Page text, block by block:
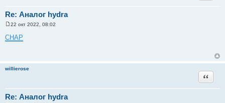
Re: Аналог hydra
о
о
н
и
22 окт 2022, 08:02
CHAP
willierose
Re: Аналог hydra
Цитата